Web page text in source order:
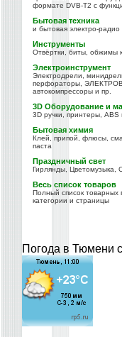
формате DVB-T2 с
Бытовая техника
и бытовая электро-радио
Инструменты
Отвёртки, биты, обжимы
Электроинструмент
Электродрели,
перфораторы,
автокомпрессоры и пр.
3D Оборудование и
3D ручки, принтеры, ABS
Бытовая химия
Клей, припой, флюсы,
паста
Праздничный свет
Гирлянды, Цветомузыка,
Весь список товаров
Полный список товарных
категории и страницы
Погода в Тюмени